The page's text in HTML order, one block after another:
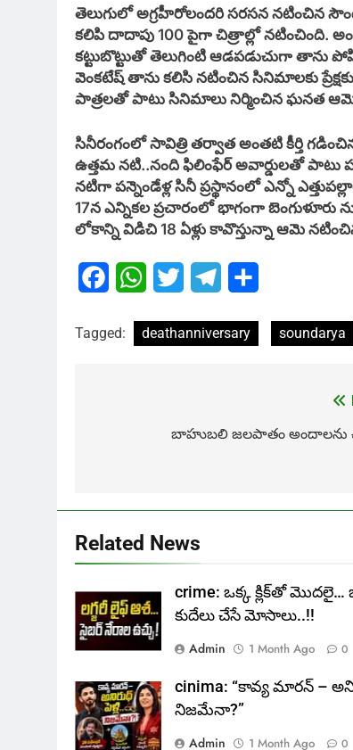
తెలుగులో అగ్రహీరోలందరి సరసన నటించిన
కలిపి దాదాపు 100 పైగా చిత్రాల్లో నటించింది.
కట్టుబొట్టుతో తెలుగింటి ఆడపడుచుగా
వెంకటేష్ తాను కలిసి నటించిన సినిమాలకు
పాత్రలతో పాటు సినిమాలు నిర్మించిన ఘనత
సినీరంగంలో సావిత్రి తర్వాత అంతటి కీర్తి
ఉత్తమ నటి..నంది ఫిలింఫేర్ అవార్డులతో
నటిగా పన్నెండేళ్ల సినీ ప్రస్థానంలో ఎన్నో
17న ఎన్నికల ప్రచారంలో భాగంగా
లోకాన్ని విడిచి 18 ఏళ్లు కావొస్తున్నా ఆమె
FacebookWhatsApp
Twitter Telegram
Tagged: deathanniversary soundarya
navigationబాహుబలి జలపాతం అందాలను
Related News
crime: ఒక్క క్లిక్‌తో మొదలై…
కుదేలు చేసే మోసాలు..!!
Admin
1 Month Ago 0
cinima: “కావ్య మారన్ –
నిజమేనా?”
Admin
1 Month Ago 0